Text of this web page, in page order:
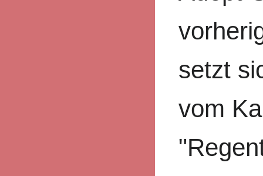
setzt
vom